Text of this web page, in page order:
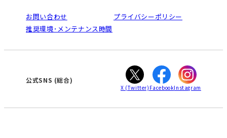
ご利用ガイド
オンライン講座受講の手順
WEBサイトのよくある質問
南大高
犬山
高蔵寺
大垣
津
お問い合わせ
プライバシーポリシー
推奨環境･メンテナンス時間
公式SNS (総合)
X (Twitter) FacebookInstagram